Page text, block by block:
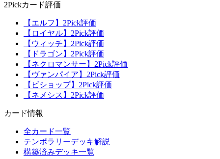
2Pickカード評価
【エルフ】2Pick評価
【ロイヤル】2Pick評価
【ウィッチ】2Pick評価
【ドラゴン】2Pick評価
【ネクロマンサー】2Pick評価
【ヴァンパイア】2Pick評価
【ビショップ】2Pick評価
【ネメシス】2Pick評価
カード情報
全カード一覧
テンポラリーデッキ解説
構築済みデッキ一覧